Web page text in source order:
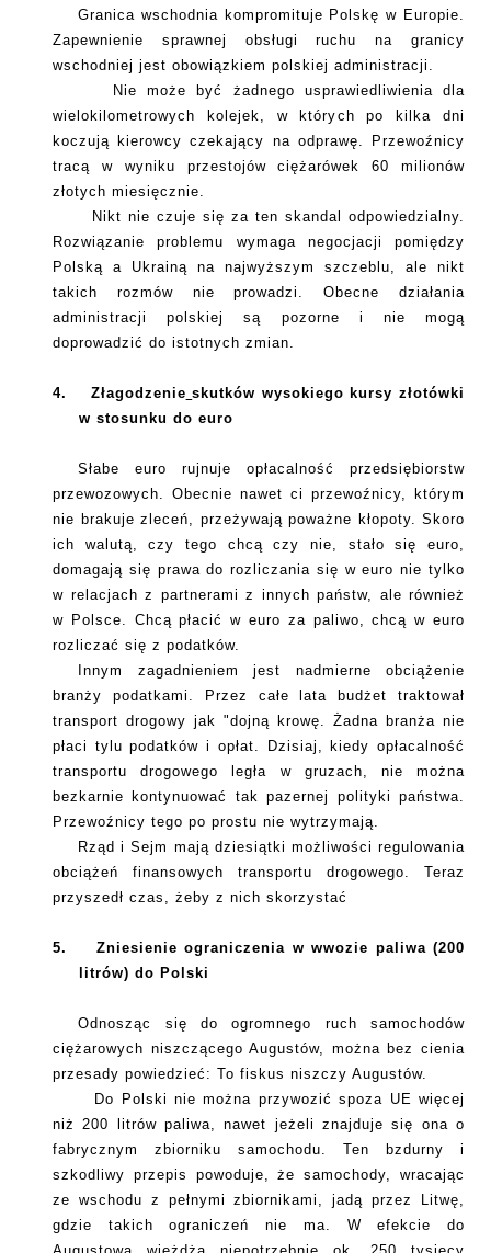
Granica wschodnia kompromituje Polskę w Europie.
Zapewnienie sprawnej obsługi ruchu na granicy
wschodniej jest obowiązkiem polskiej administracji.
Nie może być żadnego usprawiedliwienia dla
wielokilometrowych kolejek, w których po kilka dni
koczują kierowcy czekający na odprawę. Przewoźnicy
tracą w wyniku przestojów ciężarówek 60 milionów
złotych miesięcznie.
Nikt nie czuje się za ten skandal odpowiedzialny.
Rozwiązanie problemu wymaga negocjacji pomiędzy
Polską a Ukrainą na najwyższym szczeblu, ale nikt
takich rozmów nie prowadzi. Obecne działania
administracji polskiej są pozorne i nie mogą
doprowadzić do istotnych zmian.
4. Złagodzenie skutków wysokiego kursy złotówki
w stosunku do euro
Słabe euro rujnuje opłacalność przedsiębiorstw
przewozowych. Obecnie nawet ci przewoźnicy, którym
nie brakuje zleceń, przeżywają poważne kłopoty. Skoro
ich walutą, czy tego chcą czy nie, stało się euro,
domagają się prawa do rozliczania się w euro nie tylko
w relacjach z partnerami z innych państw, ale również
w Polsce. Chcą płacić w euro za paliwo, chcą w euro
rozliczać się z podatków.
Innym zagadnieniem jest nadmierne obciążenie
branży podatkami. Przez całe lata budżet traktował
transport drogowy jak "dojną krowę. Żadna branża nie
płaci tylu podatków i opłat. Dzisiaj, kiedy opłacalność
transportu drogowego legła w gruzach, nie można
bezkarnie kontynuować tak pazernej polityki państwa.
Przewoźnicy tego po prostu nie wytrzymają.
Rząd i Sejm mają dziesiątki możliwości regulowania
obciążeń finansowych transportu drogowego. Teraz
przyszedł czas, żeby z nich skorzystać
5.
Zniesienie ograniczenia w wwozie paliwa (200
litrów) do Polski
Odnosząc się do ogromnego ruch samochodów
ciężarowych niszczącego Augustów, można bez cienia
przesady powiedzieć: To fiskus niszczy Augustów.
Do Polski nie można przywozić spoza UE więcej
niż 200 litrów paliwa, nawet jeżeli znajduje się ona o
fabrycznym zbiorniku samochodu. Ten bzdurny i
szkodliwy przepis powoduje, że samochody, wracając
ze wschodu z pełnymi zbiornikami, jadą przez Litwę,
gdzie takich ograniczeń nie ma. W efekcie do